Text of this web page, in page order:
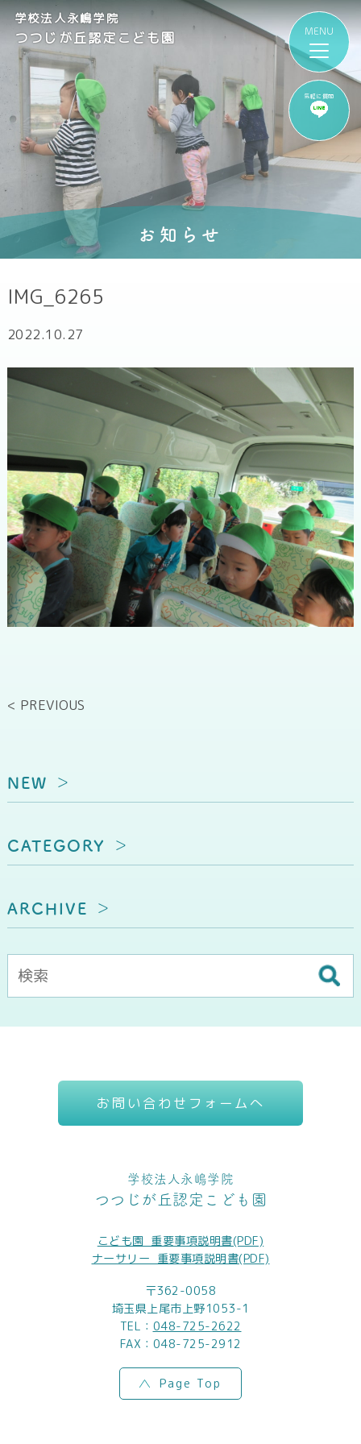
気軽に質問
学校法人永嶋学院
つつじが丘認定こども園
お知らせ
IMG_6265
2022.10.27
< PREVIOUS
NEW
CATEGORY
ARCHIVE
お問い合わせフォームへ
学校法人永嶋学院
つつじが丘認定こども園
こども園_重要事項説明書(PDF)
ナーサリー_重要事項説明書(PDF)
〒362-0058
埼玉県上尾市上野1053-1
TEL： 048-725-2622
FAX：048-725-2912
Page Top